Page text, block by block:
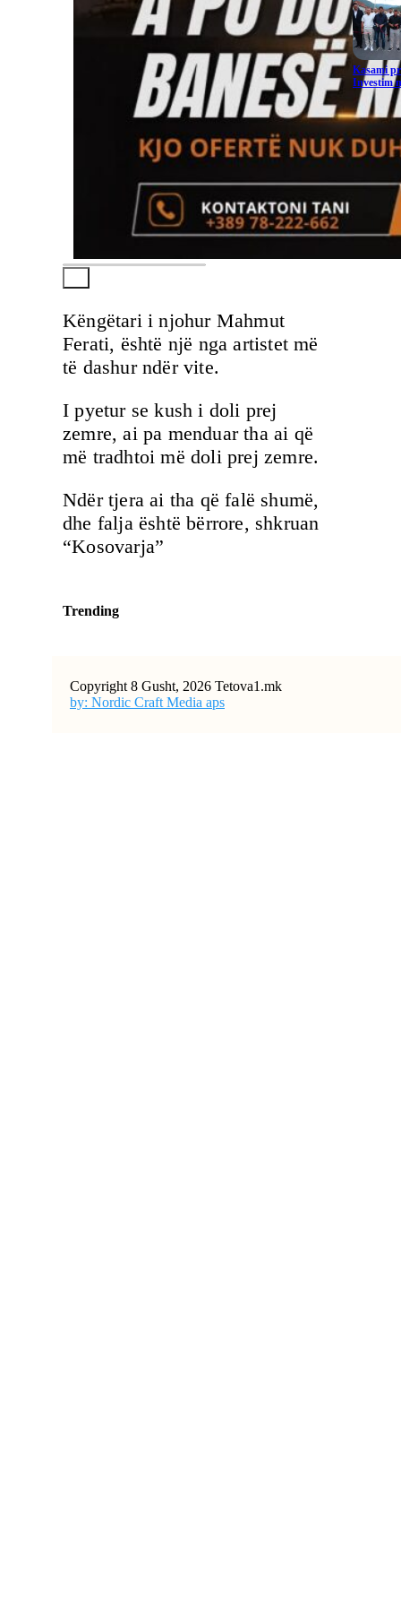
Këngëtari i njohur Mahmut
Ferati, është një nga artistet më
të dashur ndër vite.
I pyetur se kush i doli prej
zemre, ai pa menduar tha ai që
më tradhtoi më doli prej zemre.
Ndër tjera ai tha që falë shumë,
dhe falja është bërrore, shkruan
“Kosovarja”
Trending
Kasami
Investim
Copyright 8 Gusht, 2026 Tetova1.mk
by: Nordic Craft Media aps